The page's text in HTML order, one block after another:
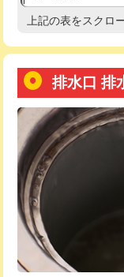
用/3ｍまで)
用（追加）/3ｍ超え
給水管工事※（ラ
管・ポリ管・HT管
給水管工事※（ライ
管・ポリ管・HT管
排水管工事（土の
業）
排水管工事（排水
高度高圧洗浄換
トーラー機使用/3m
追加トーラー機使
カメラ調査
桝清掃
止水・漏水調査・
理・調整・分解・
止水・漏水調査・
上記の表をスクロ
排水口 排